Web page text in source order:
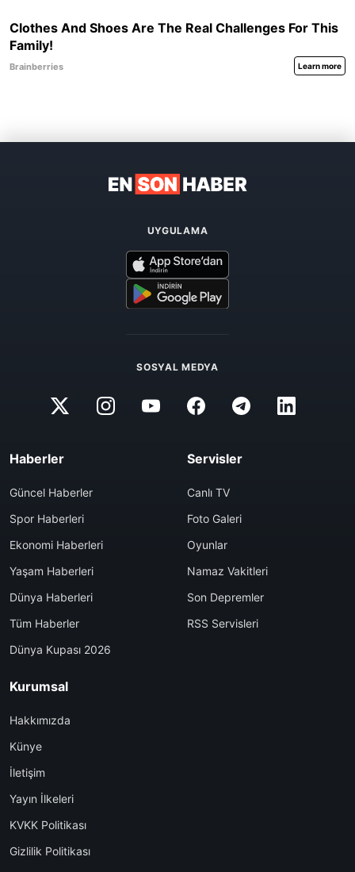
UYGULAMA
SOSYAL MEDYA
Haberler
Güncel Haberler
Spor Haberleri
Ekonomi Haberleri
Yaşam Haberleri
Dünya Haberleri
Tüm Haberler
Dünya Kupası 2026
Servisler
Canlı TV
Foto Galeri
Oyunlar
Namaz Vakitleri
Son Depremler
RSS Servisleri
Kurumsal
Hakkımızda
Künye
İletişim
Yayın İlkeleri
KVKK Politikası
Gizlilik Politikası